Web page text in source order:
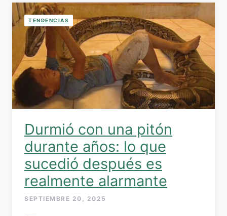
TENDENCIAS
Durmió con una pitón
durante años: lo que
sucedió después es
realmente alarmante
SEPTIEMBRE 20, 2025